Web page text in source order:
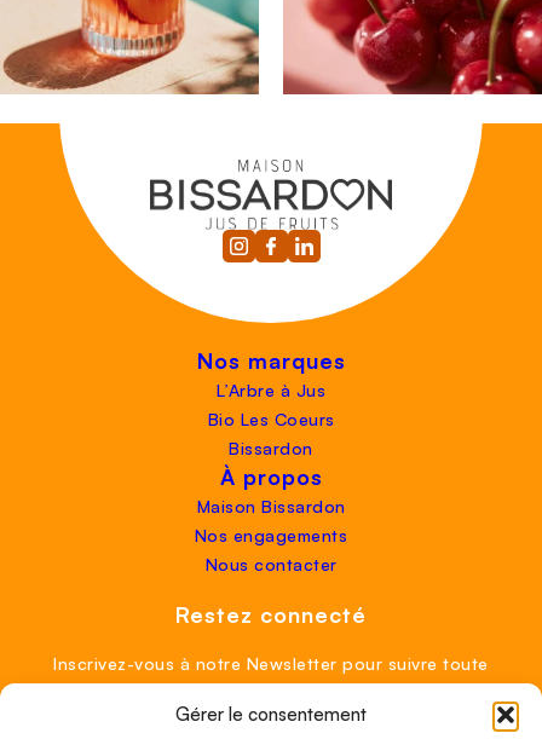
Gérer le consentement
Nos marques
L’Arbre à Jus
Bio Les Coeurs
Bissardon
À propos
Maison Bissardon
Nos engagements
Nous contacter
Restez connecté
Inscrivez-vous à notre Newsletter pour suivre toute